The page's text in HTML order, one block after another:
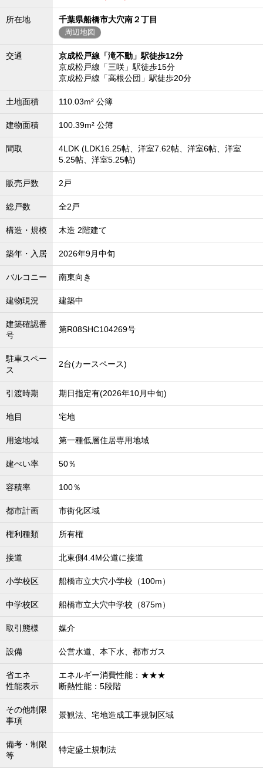
所在地 千葉県船橋市大穴南２丁目
周辺地図
交通
京成松戸線「滝不動」駅徒歩12分
京成松戸線「三咲」駅徒歩15分
京成松戸線「高根公団」駅徒歩20分
土地面積 110.03m² 公簿
建物面積 100.39m² 公簿
間取
4LDK (LDK16.25帖、洋室7.62帖、洋室6帖、洋室
5.25帖、洋室5.25帖)
販売戸数 2戸
総戸数 全2戸
構造・規模 木造 2階建て
築年・入居 2026年9月中旬
バルコニー 南東向き
建物現況 建築中
建築確認番
号
第R08SHC104269号
駐車スペー
ス
2台(カースペース)
引渡時期 期日指定有(2026年10月中旬)
地目 宅地
用途地域 第一種低層住居専用地域
建ぺい率 50％
容積率 100％
都市計画 市街化区域
権利種類 所有権
接道 北東側4.4M公道に接道
小学校区 船橋市立大穴小学校（100m）
中学校区 船橋市立大穴中学校（875m）
取引態様 媒介
設備 公営水道、本下水、都市ガス
省エネ
性能表示
エネルギー消費性能：★★★
断熱性能：5段階
その他制限
事項
景観法、宅地造成工事規制区域
備考・制限
等
特定盛土規制法
沖縄全域エリアの中古一戸建
沖縄全域エリアのマンション
沖縄全域エリアの土地
お客様の声
全店舗営業社員募集！